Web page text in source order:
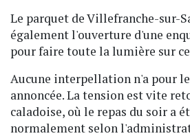
Le parquet de Villefranche-sur-
également l'ouverture d'une
pour faire toute la lumière sur
Aucune interpellation n'a pour
annoncée. La tension est vite
caladoise, où le repas du soir a
normalement selon